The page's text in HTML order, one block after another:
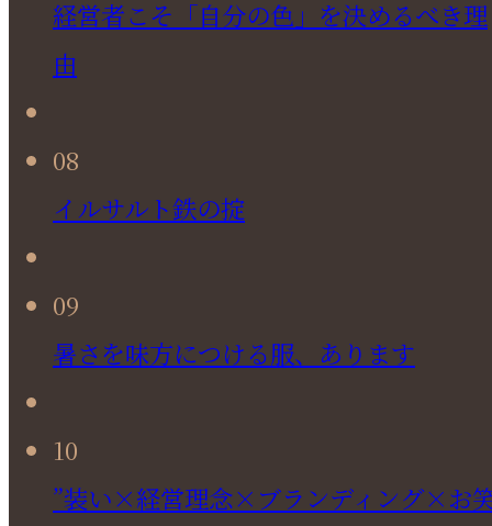
経営者こそ「自分の色」を決めるべき理
由
08
イルサルト鉄の掟
09
暑さを味方につける服、あります
10
”装い×経営理念×ブランディング×お